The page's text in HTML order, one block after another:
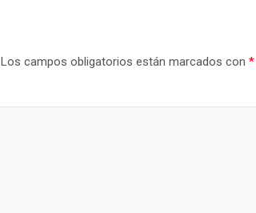
Los campos obligatorios están marcados con *